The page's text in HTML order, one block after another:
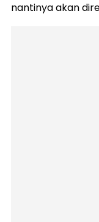
nantinya akan